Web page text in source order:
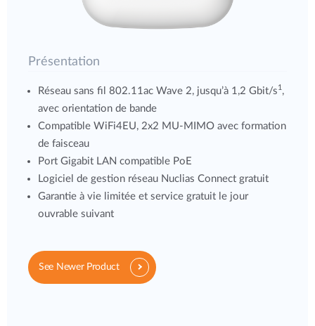
Présentation
Réseau sans fil 802.11ac Wave 2, jusqu’à 1,2 Gbit/s1,
avec orientation de bande
Compatible WiFi4EU, 2x2 MU-MIMO avec formation
de faisceau
Port Gigabit LAN compatible PoE
Logiciel de gestion réseau Nuclias Connect gratuit
Garantie à vie limitée et service gratuit le jour
ouvrable suivant
See Newer Product